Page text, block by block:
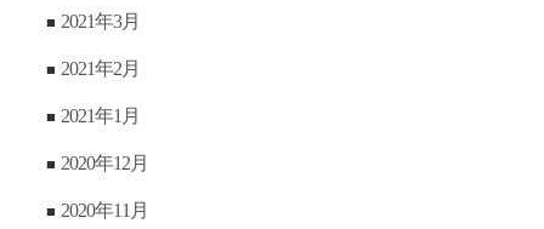
2021年3月
2021年2月
2021年1月
2020年12月
2020年11月